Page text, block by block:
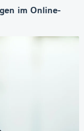
im Online-